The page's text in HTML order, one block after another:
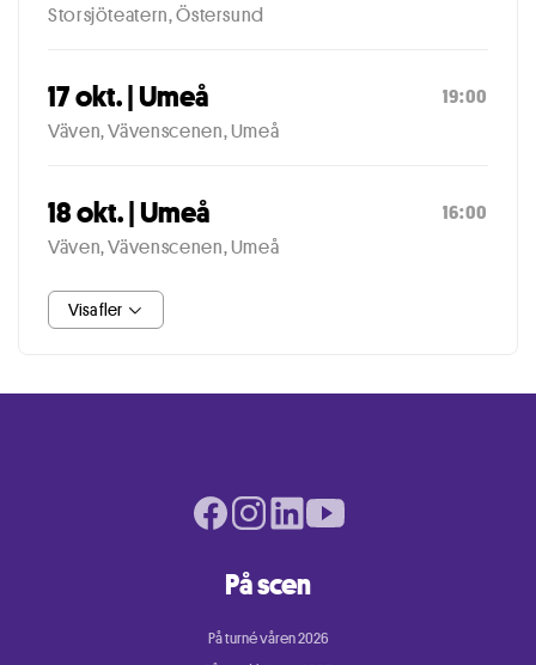
Storsjöteatern, Östersund
17 okt. | Umeå
Väven, Vävenscenen, Umeå
19:00
18 okt. | Umeå
Väven, Vävenscenen, Umeå
16:00
Visa fler
På scen
På turné våren 2026
Facebook page
Instagram page
LinkedIn pageYoutube page